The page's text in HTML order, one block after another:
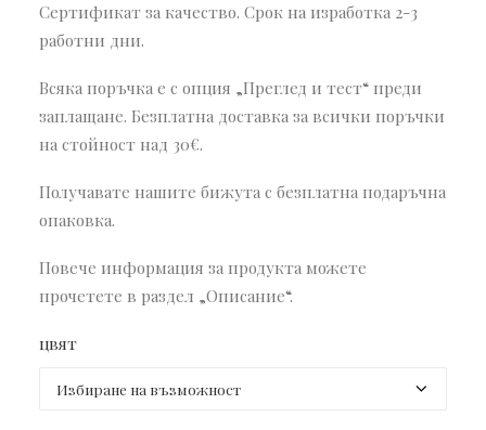
Сертификат за качество. Срок на изработка 2-3
работни дни.
Всяка поръчка е с опция „Преглед и тест“ преди
заплащане. Безплатна доставка за всички поръчки
на стойност над 30€.
Получавате нашите бижута с безплатна подаръчна
опаковка.
Повече информация за продукта можете
прочетете в раздел „Описание“.
цвят